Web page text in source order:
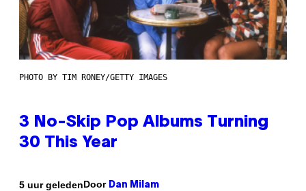
PHOTO BY TIM RONEY/GETTY IMAGES
3 No-Skip Pop Albums Turning
30 This Year
5 uur geledenDoor Dan Milam